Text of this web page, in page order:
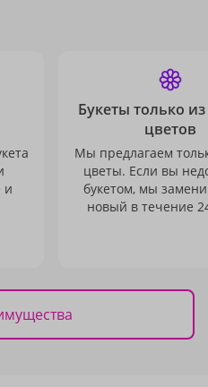
и
Букеты только
цветов
Мы предлагаем
цветы. Если вы
букетом, мы
новый в течение